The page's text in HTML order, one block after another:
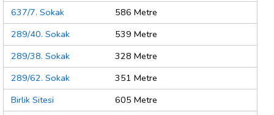
637/7. Sokak
586 Metre
289/40. Sokak
539 Metre
289/38. Sokak
328 Metre
289/62. Sokak
351 Metre
Birlik Sitesi
605 Metre